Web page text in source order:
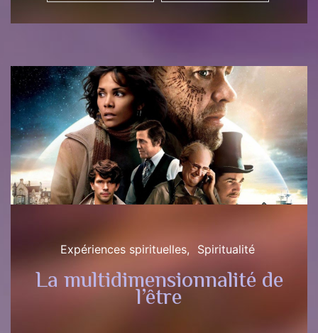
Expériences spirituelles Spiritualité
La multidimensionnalité de
l’être